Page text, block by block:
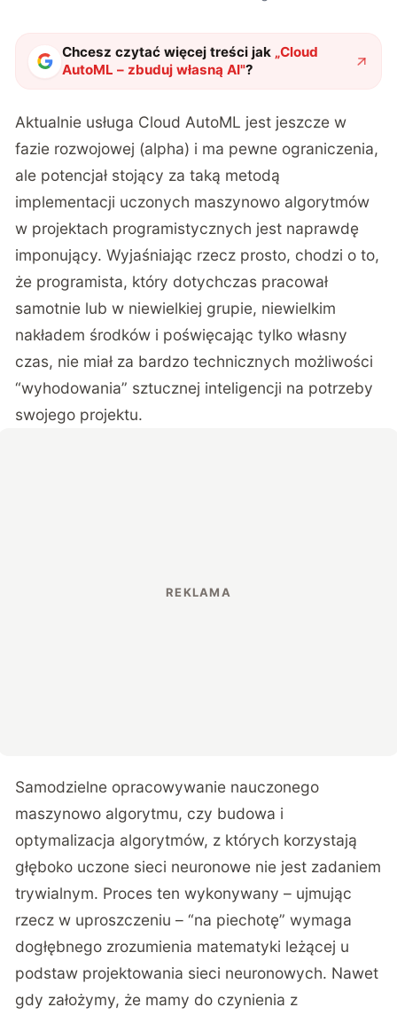
Chcesz czytać więcej treści jak „Cloud
AutoML – zbuduj własną AI"?
Aktualnie usługa Cloud AutoML jest jeszcze w
fazie rozwojowej (alpha) i ma pewne ograniczenia,
ale potencjał stojący za taką metodą
implementacji uczonych maszynowo algorytmów
w projektach programistycznych jest naprawdę
imponujący. Wyjaśniając rzecz prosto, chodzi o to,
że programista, który dotychczas pracował
samotnie lub w niewielkiej grupie, niewielkim
nakładem środków i poświęcając tylko własny
czas, nie miał za bardzo technicznych możliwości
“wyhodowania” sztucznej inteligencji na potrzeby
swojego projektu.
Samodzielne opracowywanie nauczonego
maszynowo algorytmu, czy budowa i
optymalizacja algorytmów, z których korzystają
głęboko uczone sieci neuronowe nie jest zadaniem
trywialnym. Proces ten wykonywany – ujmując
rzecz w uproszczeniu – “na piechotę” wymaga
dogłębnego zrozumienia matematyki leżącej u
podstaw projektowania sieci neuronowych. Nawet
gdy założymy, że mamy do czynienia z